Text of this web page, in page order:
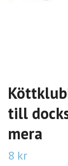
till
mera
8 kr